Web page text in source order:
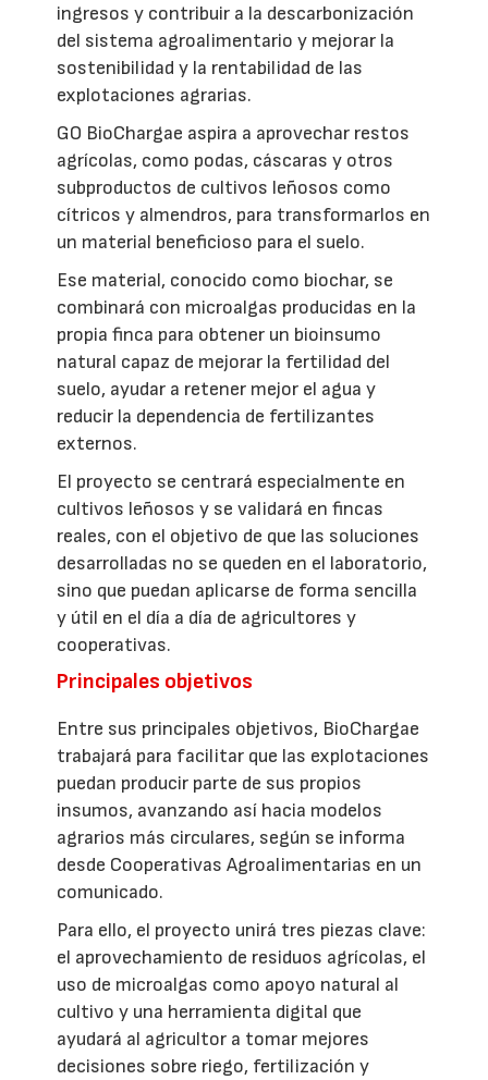
ingresos y contribuir a la descarbonización
del sistema agroalimentario y mejorar la
sostenibilidad y la rentabilidad de las
explotaciones agrarias.
GO BioChargae aspira a aprovechar restos
agrícolas, como podas, cáscaras y otros
subproductos de cultivos leñosos como
cítricos y almendros, para transformarlos en
un material beneficioso para el suelo.
Ese material, conocido como biochar, se
combinará con microalgas producidas en la
propia finca para obtener un bioinsumo
natural capaz de mejorar la fertilidad del
suelo, ayudar a retener mejor el agua y
reducir la dependencia de fertilizantes
externos.
El proyecto se centrará especialmente en
cultivos leñosos y se validará en fincas
reales, con el objetivo de que las soluciones
desarrolladas no se queden en el laboratorio,
sino que puedan aplicarse de forma sencilla
y útil en el día a día de agricultores y
cooperativas.
Principales objetivos
Entre sus principales objetivos, BioChargae
trabajará para facilitar que las explotaciones
puedan producir parte de sus propios
insumos, avanzando así hacia modelos
agrarios más circulares, según se informa
desde Cooperativas Agroalimentarias en un
comunicado.
Para ello, el proyecto unirá tres piezas clave:
el aprovechamiento de residuos agrícolas, el
uso de microalgas como apoyo natural al
cultivo y una herramienta digital que
ayudará al agricultor a tomar mejores
decisiones sobre riego, fertilización y